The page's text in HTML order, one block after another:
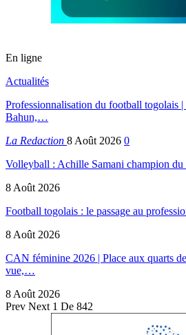
En ligne
Actualités
Professionnalisation du football togolais
Bahun,…
La Redaction 8 Août 2026 0
Volleyball : Achille Samani champion
8 Août 2026
Football togolais : le passage au
8 Août 2026
CAN féminine 2026 | Place aux quarts
vue,…
8 Août 2026
Prev Next 1 De 842